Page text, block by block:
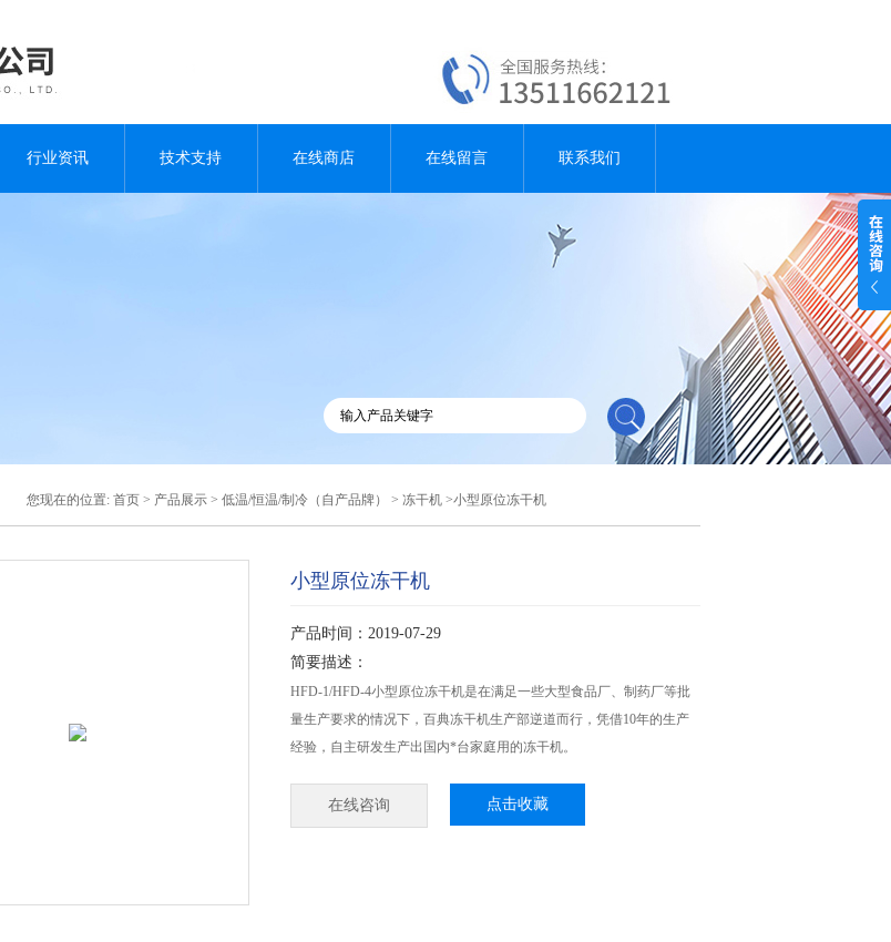
行业资讯 技术支持 在线商店 在线留言 联系我们
您现在的位置: 首页 > 产品展示 > 低温/恒温/制冷（自产品牌） > 冻干机 >小型原位冻干机
小型原位冻干机
产品时间：2019-07-29
简要描述：
HFD-1/HFD-4小型原位冻干机是在满足一些大型食品厂、制药厂等批
量生产要求的情况下，百典冻干机生产部逆道而行，凭借10年的生产
经验，自主研发生产出国内*台家庭用的冻干机。
在线咨询 点击收藏